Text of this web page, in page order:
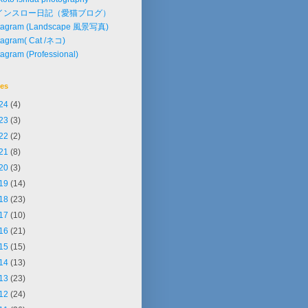
ンスロー日記（愛猫ブログ）
(Landscape 風景写真)
Cat /ネコ)
(Professional)
(4)
(3)
(2)
(8)
(3)
(14)
(23)
(10)
(21)
(15)
(13)
(23)
(24)